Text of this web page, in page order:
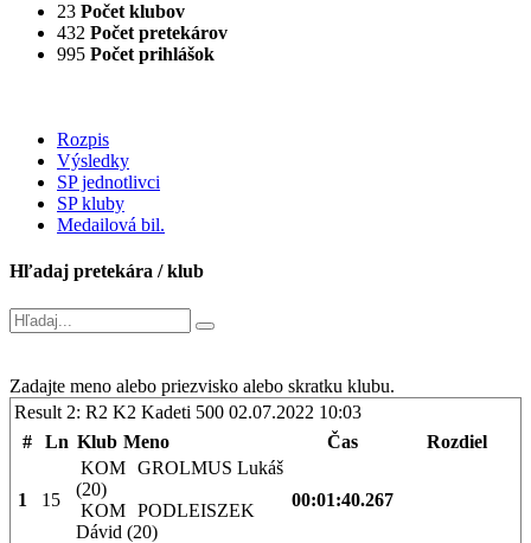
23 Počet klubov
432 Počet pretekárov
995 Počet prihlášok
Rozpis
Výsledky
SP jednotlivci
SP kluby
Medailová bil.
Hľadaj pretekára / klub
Zadajte meno alebo priezvisko alebo skratku klubu.
Result 2: R2 K2 Kadeti 500 02.07.2022 10:03
#
Ln Klub Meno Čas Rozdiel
1 15
KOMGROLMUS Lukáš
(20)
KOMPODLEISZEK
Dávid (20)
00:01:40.267